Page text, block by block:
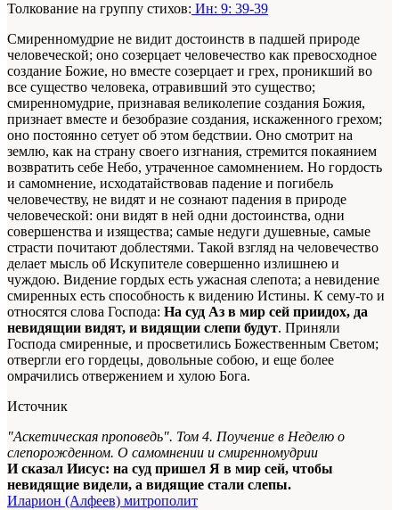
Толкование на группу стихов: Ин: 9: 39-39
Смиренномудрие не видит достоинств в падшей природе
человеческой; оно созерцает человечество как превосходное
создание Божие, но вместе созерцает и грех, проникший во
все существо человека, отравивший это существо;
смиренномудрие, признавая великолепие создания Божия,
признает вместе и безобразие создания, искаженного грехом;
оно постоянно сетует об этом бедствии. Оно смотрит на
землю, как на страну своего изгнания, стремится покаянием
возвратить себе Небо, утраченное самомнением. Но гордость
и самомнение, исходатайствовав падение и погибель
человечеству, не видят и не сознают падения в природе
человеческой: они видят в ней одни достоинства, одни
совершенства и изящества; самые недуги душевные, самые
страсти почитают доблестями. Такой взгляд на человечество
делает мысль об Искупителе совершенно излишнею и
чуждою. Видение гордых есть ужасная слепота; а невидение
смиренных есть способность к видению Истины. К сему-то и
относятся слова Господа: На суд Аз в мир сей приидох, да
невидящии видят, и видящии слепи будут. Приняли
Господа смиренные, и просветились Божественным Светом;
отвергли его гордецы, довольные собою, и еще более
омрачились отвержением и хулою Бога.
Источник
"Аскетическая проповедь". Том 4. Поучение в Неделю о
слепорожденном. О самомнении и смиренномудрии
И сказал Иисус: на суд пришел Я в мир сей, чтобы
невидящие видели, а видящие стали слепы.
Иларион (Алфеев) митрополит